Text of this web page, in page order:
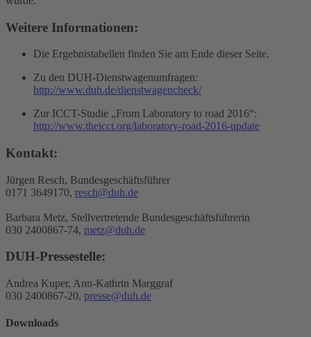
Weitere Informationen:
Die Ergebnistabellen finden Sie am Ende dieser Seite.
Zu den DUH-Dienstwagenumfragen:
http://www.duh.de/dienstwagencheck/
Zur ICCT-Studie „From Laboratory to road 2016“:
http://www.theicct.org/laboratory-road-2016-update
Kontakt:
Jürgen Resch, Bundesgeschäftsführer
0171 3649170, resch@duh.de
Barbara Metz, Stellvertretende Bundesgeschäftsführerin
030 2400867-74, metz@duh.de
DUH-Pressestelle:
Andrea Kuper, Ann-Kathrin Marggraf
030 2400867-20, presse@duh.de
Downloads